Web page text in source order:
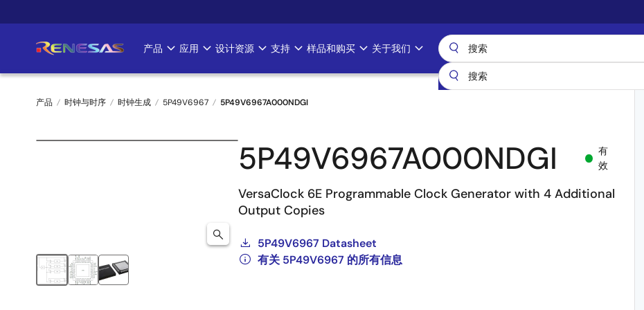
转
要
Main
navigation
产品 应用 设计资源 支持 样品和购买 关于我们
面
产品 时钟与时序 时钟生成 5P49V6967 5P49V6967A000NDGI
5P49V6967A000NDGI
有
效
VersaClock 6E Programmable Clock Generator with 4 Additional
Output Copies
5P49V6967 Datasheet
有关 5P49V6967 的所有信息